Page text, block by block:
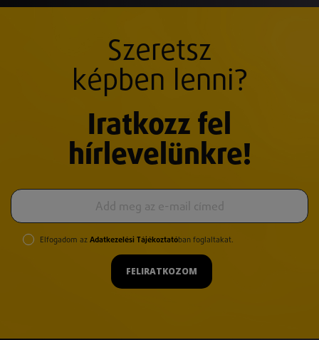
Szeretsz
képben lenni?
Iratkozz fel
hírlevelünkre!
Elfogadom az Adatkezelési Tájékoztatóban foglaltakat.
FELIRATKOZOM